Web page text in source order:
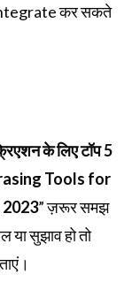
कर सकते
के लिए टॉप 5
Tools for
” ज़रूर समझ
या सुझाव हो तो